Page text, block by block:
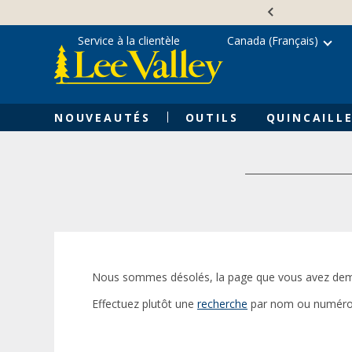
content
NOUVEAUTÉS OUTILS
Service à la clientèle Canada (Français)
Nous sommes désolés, la page que vous avez
Effectuez plutôt une recherche par nom ou